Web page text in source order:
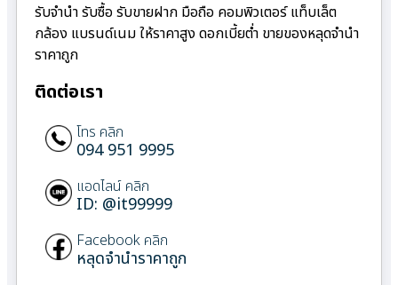
รับจำนำ รับซื้อ รับขายฝาก มือถือ คอมพิวเตอร์ แท็บเล็ต
กล้อง แบรนด์เนม ให้ราคาสูง ดอกเบี้ยต่ำ ขายของหลุดจำนำ
ราคาถูก
ติดต่อเรา
โทร คลิก
094 951 9995
แอดไลน์ คลิก
ID: @it99999
Facebook คลิก
หลุดจำนำราคาถูก